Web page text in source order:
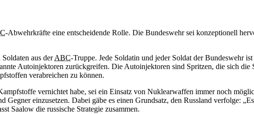
-Abwehrkräfte eine entscheidende Rolle. Die Bundeswehr sei konzeptionell
aus derABC-Truppe. Jede Soldatin und jeder Soldat der Bundeswehr
Autoinjektoren zurückgreifen. Die Autoinjektoren sind Spritzen, die sich die
verabreichen zu können.
vernichtet habe, sei ein Einsatz von Nuklearwaffen immer noch
Gegner einzusetzen. Dabei gäbe es einen Grundsatz, den Russland verfolge:
Saalow die russische Strategie zusammen.